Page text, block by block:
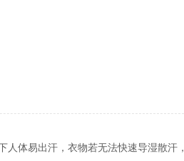
体易出汗，衣物若无法快速导湿散汗，